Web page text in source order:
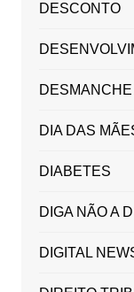
DESCONTO
DESMANCHE
DIA DAS
DIABETES
DIGA NÃO A
DIGITAL